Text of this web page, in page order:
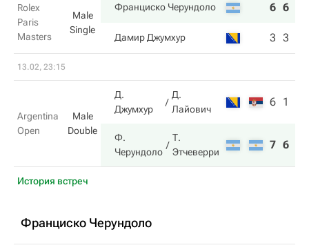
Rolex
Paris
Masters
Male
Single
Франциско Черундоло 6 6
Дамир Джумхур 3 3
13.02, 23:15
Argentina
Open
Male
Double
Д.
Джумхур
Д.
Лайович
6 1
Ф.
Черундоло
Т.
Этчеверри
7 6
История встреч
Франциско Черундоло